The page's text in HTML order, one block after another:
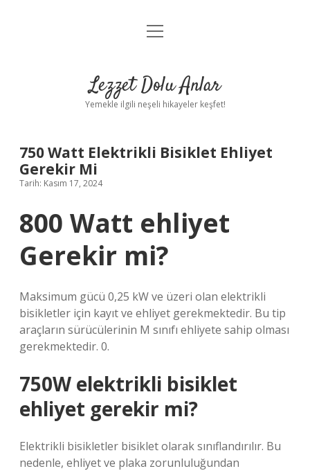
Anasayfa
Yasal Uyarı
menüyü
Lezzet Dolu Anlar
Yemekle ilgili neşeli hikayeler keşfet!
750 Watt Elektrikli Bisiklet Ehliyet
Gerekir Mi
Tarih: Kasım 17, 2024
800 Watt ehliyet
Gerekir mi?
Maksimum gücü 0,25 kW ve üzeri olan elektrikli
bisikletler için kayıt ve ehliyet gerekmektedir. Bu tip
araçların sürücülerinin M sınıfı ehliyete sahip olması
gerekmektedir. 0.
750W elektrikli bisiklet
ehliyet gerekir mi?
Elektrikli bisikletler bisiklet olarak sınıflandırılır. Bu
nedenle, ehliyet ve plaka zorunluluğundan